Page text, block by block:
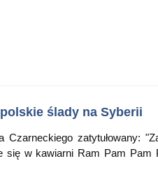
ślady na Syberii
zatytułowany:
się w kawiarni Ram Pam Pam